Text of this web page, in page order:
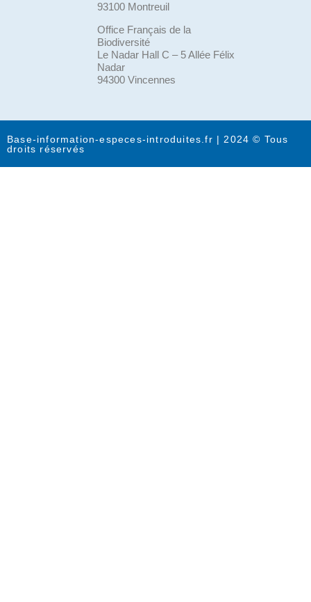
93100 Montreuil
Office Français de la
Biodiversité
Le Nadar Hall C – 5 Allée Félix
Nadar
94300 Vincennes
Base-information-especes-introduites.fr | 2024 © Tous
droits réservés